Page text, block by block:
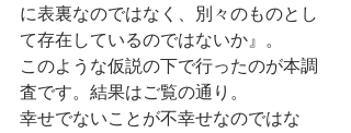
に表裏なのではなく、別々のものとし
て存在しているのではないか』。
このような仮説の下で行ったのが本調
査です。結果はご覧の通り。
幸せでないことが不幸せなのではな